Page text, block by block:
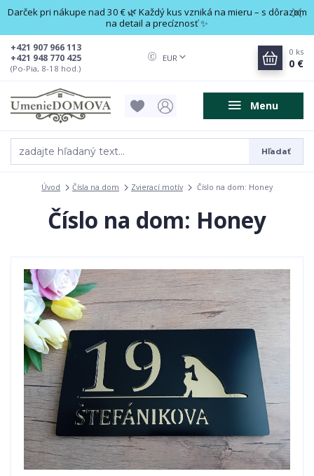
Darček pri nákupe nad 30 € 🌿 Každý kus vzniká na mieru – s dôrazom
na detail a precíznosť ✨
Menu
EUR
Hľadať
+421 948 770 425
+421 907 966 113
(Po-Pia, 8-18 hod.)
0 ks
0 €
Úvod Čísla na dom Zvierací motív Číslo na dom: Honey
Číslo na dom: Honey